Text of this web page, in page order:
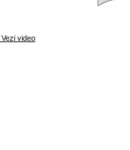
Vezi video